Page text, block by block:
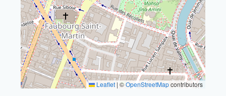
Leaflet | ©OpenStreetMapcontributors